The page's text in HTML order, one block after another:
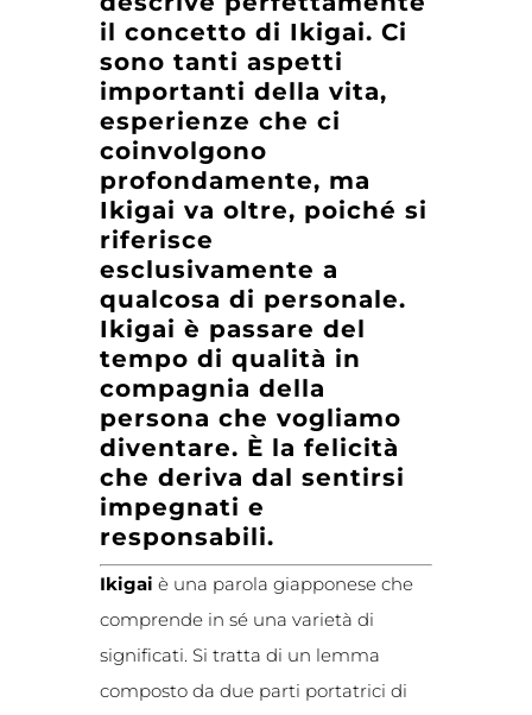
il concetto di Ikigai. Ci
sono tanti aspetti
importanti della vita,
esperienze che ci
coinvolgono
profondamente, ma
Ikigai va oltre, poiché si
riferisce
esclusivamente a
qualcosa di personale.
Ikigai è passare del
tempo di qualità in
compagnia della
persona che vogliamo
diventare. È la felicità
che deriva dal sentirsi
impegnati e
responsabili.
Ikigai è una parola giapponese che
comprende in sé una varietà di
significati. Si tratta di un lemma
composto da due parti portatrici di